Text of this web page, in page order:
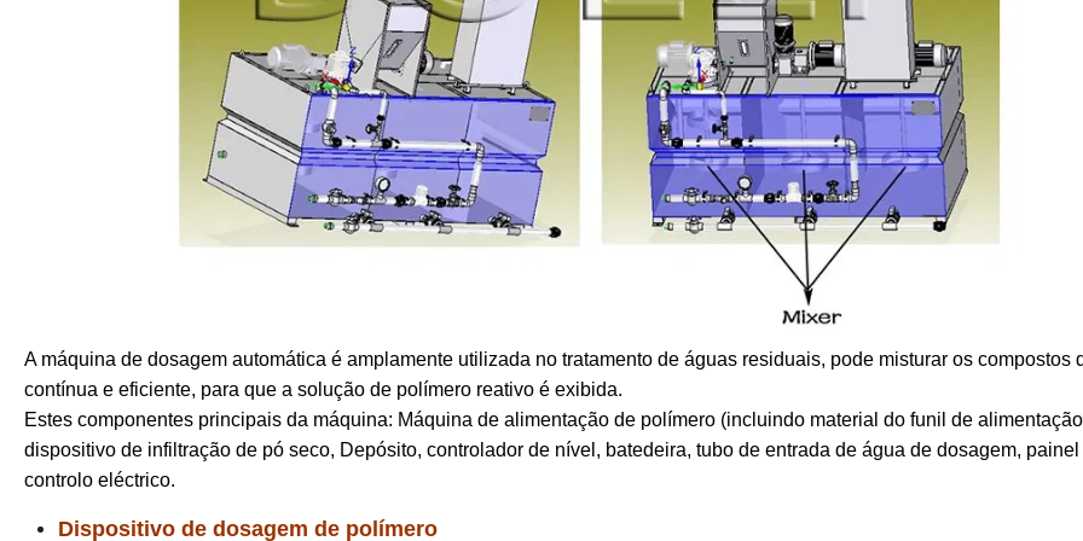
A máquina de dosagem automática é amplamente utilizada no tratamento de águas residuais, pode misturar os compostos
contínua e eficiente, para que a solução de polímero reativo é exibida.
Estes componentes principais da máquina: Máquina de alimentação de polímero (incluindo material do funil de
dispositivo de infiltração de pó seco, Depósito, controlador de nível, batedeira, tubo de entrada de água de dosagem, painel
controlo eléctrico.
Dispositivo de dosagem de polímero